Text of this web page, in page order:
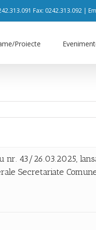
Fax: 0242.313.092 |
Proiecte
nr. 43/26.03.2025,
Secretariate